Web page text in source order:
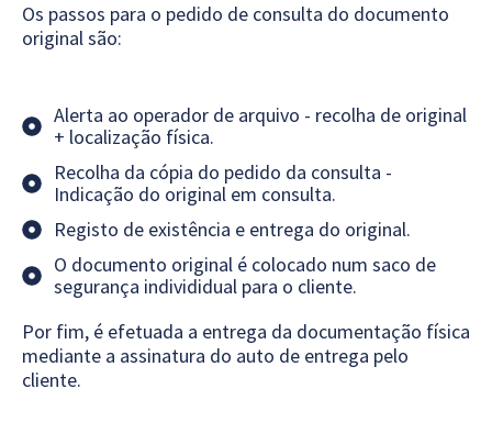
Os passos para o pedido de consulta do documento
original são:
Alerta ao operador de arquivo - recolha de original
+ localização física.
Recolha da cópia do pedido da consulta -
Indicação do original em consulta.
Registo de existência e entrega do original.
O documento original é colocado num saco de
segurança individidual para o cliente.
Por fim, é efetuada a entrega da documentação física
mediante a assinatura do auto de entrega pelo
cliente.